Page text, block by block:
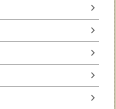
chevron_right
chevron_right
chevron_right
chevron_right
chevron_right